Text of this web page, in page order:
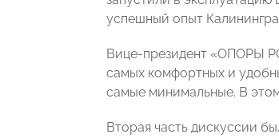
успешный опыт
Вице-президент «ОПОРЫ
самых комфортных и
самые минимальные. В
Вторая часть дискуссии